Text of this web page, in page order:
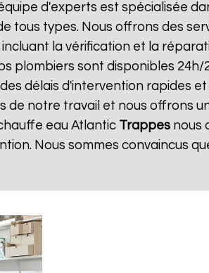
d'experts est spécialisée
tous types. Nous offrons des
la vérification et la
plombiers sont disponibles
délais d'intervention rapides
de notre travail et nous offrons
eau Atlantic Trappesnous
Nous sommes convaincus